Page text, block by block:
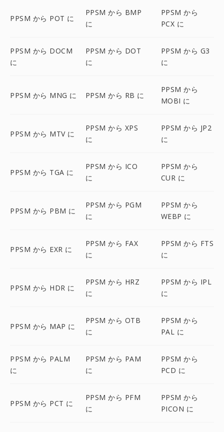
PPSM から POT に
PPSM から BMP
に
PPSM から
PCX に
PPSM から DOCM
に
PPSM から DOT
に
PPSM から G3
に
PPSM から MNG に PPSM から RB に
PPSM から
MOBI に
PPSM から MTV に
PPSM から XPS
に
PPSM から JP2
に
PPSM から TGA に
PPSM から ICO
に
PPSM から
CUR に
PPSM から PBM に
PPSM から PGM
に
PPSM から
WEBP に
PPSM から EXR に
PPSM から FAX
に
PPSM から FTS
に
PPSM から HDR に
PPSM から HRZ
に
PPSM から IPL
に
PPSM から MAP に
PPSM から OTB
に
PPSM から
PAL に
PPSM から PALM
に
PPSM から PAM
に
PPSM から
PCD に
PPSM から PCT に
PPSM から PFM
に
PPSM から
PICON に